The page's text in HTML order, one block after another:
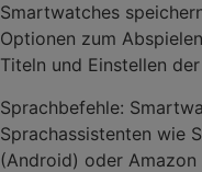
Smartwatches
Optionen zum
Titeln und Einstellen
Sprachbefehle:
Sprachassistenten wie
(Android) oder